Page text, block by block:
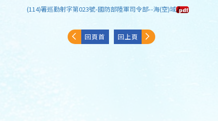
(114)署巡勤射字第023號-國防部陸軍司令部--海(空)域
回頁首 回上頁